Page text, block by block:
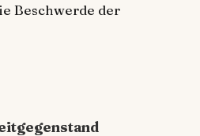
Beschwerde der